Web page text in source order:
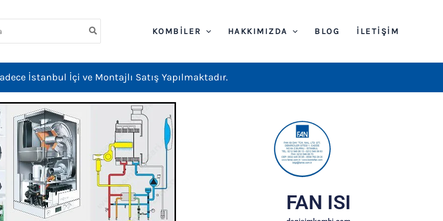
KOMBILER HAKKIMIZDA BLOG İLETIŞIM
İstanbul İçi ve Montajlı Satış Yapılmaktadır.
FAN ISI